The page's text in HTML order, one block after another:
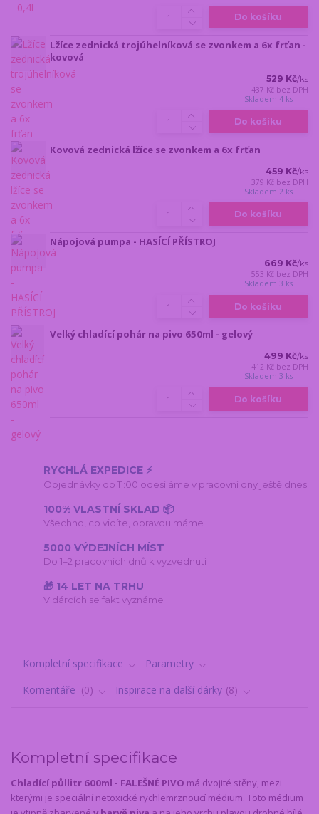
Do košíku
Lžíce zednická trojúhelníková se zvonkem a 6x frťan -
kovová
529 Kč/ks
437 Kč bez DPH
Skladem 4 ks
Do košíku
Kovová zednická lžíce se zvonkem a 6x frťan
459 Kč/ks
379 Kč bez DPH
Skladem 2 ks
Do košíku
Nápojová pumpa - HASÍCÍ PŘÍSTROJ
669 Kč/ks
553 Kč bez DPH
Skladem 3 ks
Do košíku
Velký chladící pohár na pivo 650ml - gelový
499 Kč/ks
412 Kč bez DPH
Skladem 3 ks
Do košíku
RYCHLÁ EXPEDICE ⚡
Objednávky do 11:00 odesíláme v pracovní dny ještě dnes
100% VLASTNÍ SKLAD 📦
Všechno, co vidíte, opravdu máme
5000 VÝDEJNÍCH MÍST
Do 1–2 pracovních dnů k vyzvednutí
🎁 14 LET NA TRHU
V dárcích se fakt vyznáme
Kompletní specifikace
Parametry
Komentáře
0 Inspirace na další dárky 8
Kompletní specifikace
Chladící půllitr 600ml - FALEŠNÉ PIVO má dvojité stěny, mezi
kterými je speciální netoxické rychlemrznoucí médium. Toto médium